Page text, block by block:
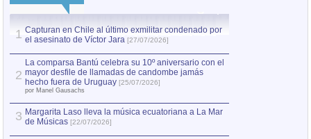
1 Capturan en Chile al último exmilitar condenado por
el asesinato de Víctor Jara [27/07/2026]
2
La comparsa Bantú celebra su 10º aniversario con el
mayor desfile de llamadas de candombe jamás
hecho fuera de Uruguay [25/07/2026]
por Manel Gausachs
3 Margarita Laso lleva la música ecuatoriana a La Mar
de Músicas [22/07/2026]